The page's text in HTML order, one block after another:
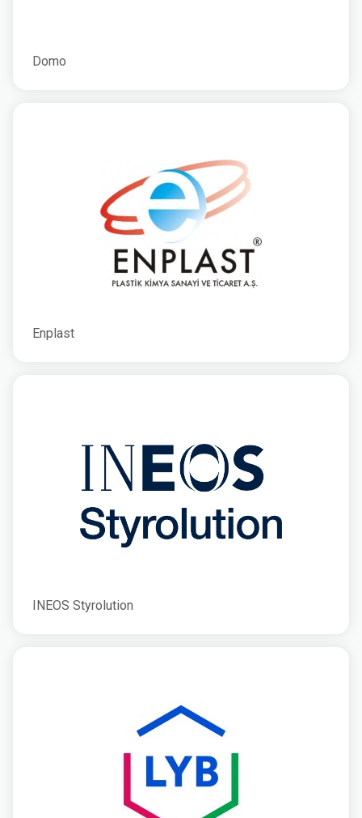
Domo
Enplast
INEOS Styrolution